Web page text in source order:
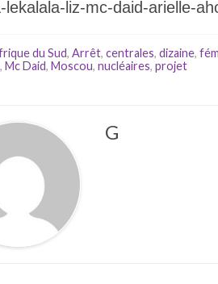
lekalala-liz-mc-daid-arielle-
du Sud, Arrêt, centrales, dizaine,
, Mc Daid, Moscou, nucléaires, projet
G